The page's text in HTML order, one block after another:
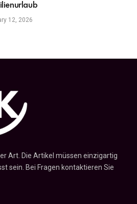
12, 2026
Art. Die Artikel müssen einzigartig
sein. Bei Fragen kontaktieren Sie